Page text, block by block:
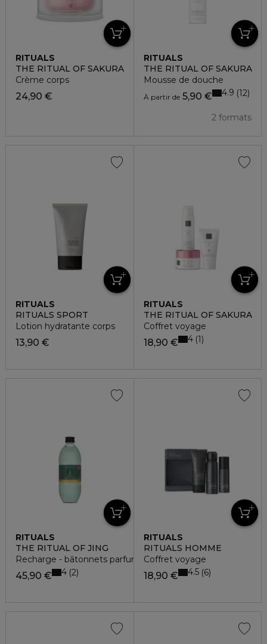
RITUALS
THE RITUAL OF SAKURA
Crème corps
24,90 €
RITUALS
THE RITUAL OF SAKURA
Mousse de douche
À partir de5,90 €
2 formats
4.9 12
RITUALS
RITUALS SPORT
Lotion hydratante corps
13,90 €
RITUALS
THE RITUAL OF SAKURA
Coffret voyage
18,90 € 4 1
RITUALS
THE RITUAL OF JING
Recharge - bâtonnets parfumés
45,90 € 4 2
RITUALS
RITUALS HOMME
Coffret voyage
18,90 € 4.5 6